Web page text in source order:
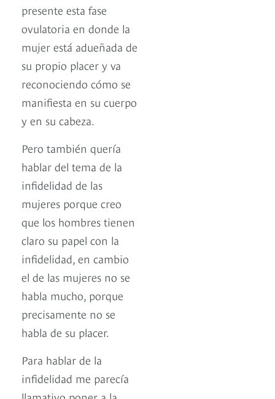
presente esta fase
ovulatoria en donde la
mujer está adueñada de
su propio placer y va
reconociendo cómo se
manifiesta en su cuerpo
y en su cabeza.
Pero también quería
hablar del tema de la
infidelidad de las
mujeres porque creo
que los hombres tienen
claro su papel con la
infidelidad, en cambio
el de las mujeres no se
habla mucho, porque
precisamente no se
habla de su placer.
Para hablar de la
infidelidad me parecía